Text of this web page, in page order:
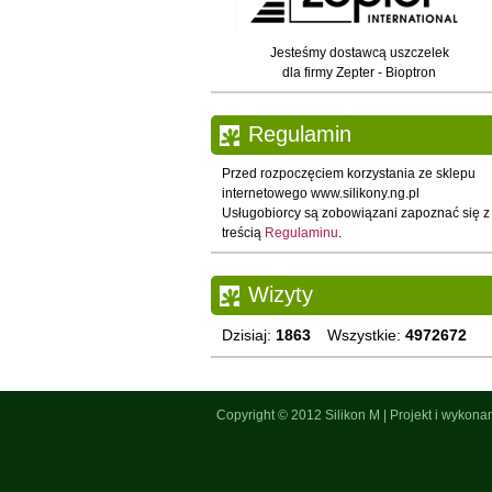
Jesteśmy dostawcą uszczelek
dla firmy Zepter - Bioptron
Regulamin
Przed rozpoczęciem korzystania ze sklepu
internetowego www.silikony.ng.pl
Usługobiorcy są zobowiązani zapoznać się z
treścią Regulaminu.
Wizyty
Dzisiaj: 1863 Wszystkie: 4972672
Copyright © 2012 Silikon M Projekt i